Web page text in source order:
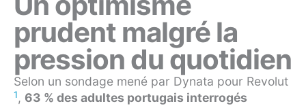
prudent malgré la
pression du quotidien
Selon un sondage mené par Dynata pour Revolut
1, 63 % des adultes portugais interrogés